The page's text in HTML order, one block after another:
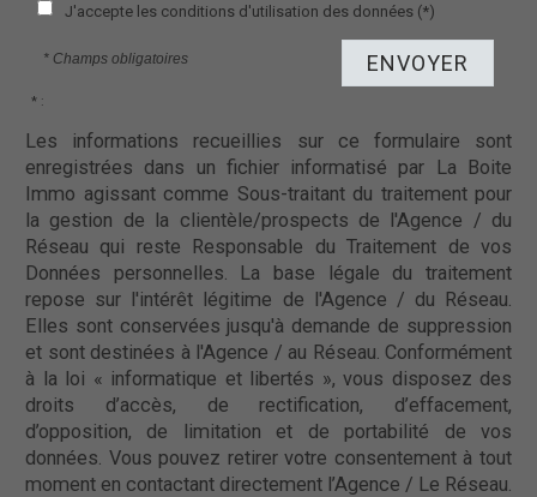
J'accepte les conditions d'utilisation des données (*)
* Champs obligatoires ENVOYER
* :
Les informations recueillies sur ce formulaire sont
enregistrées dans un fichier informatisé par La Boite
Immo agissant comme Sous-traitant du traitement pour
la gestion de la clientèle/prospects de l'Agence / du
Réseau qui reste Responsable du Traitement de vos
Données personnelles. La base légale du traitement
repose sur l'intérêt légitime de l'Agence / du Réseau.
Elles sont conservées jusqu'à demande de suppression
et sont destinées à l'Agence / au Réseau. Conformément
à la loi « informatique et libertés », vous disposez des
droits d’accès, de rectification, d’effacement,
d’opposition, de limitation et de portabilité de vos
données. Vous pouvez retirer votre consentement à tout
moment en contactant directement l’Agence / Le Réseau.